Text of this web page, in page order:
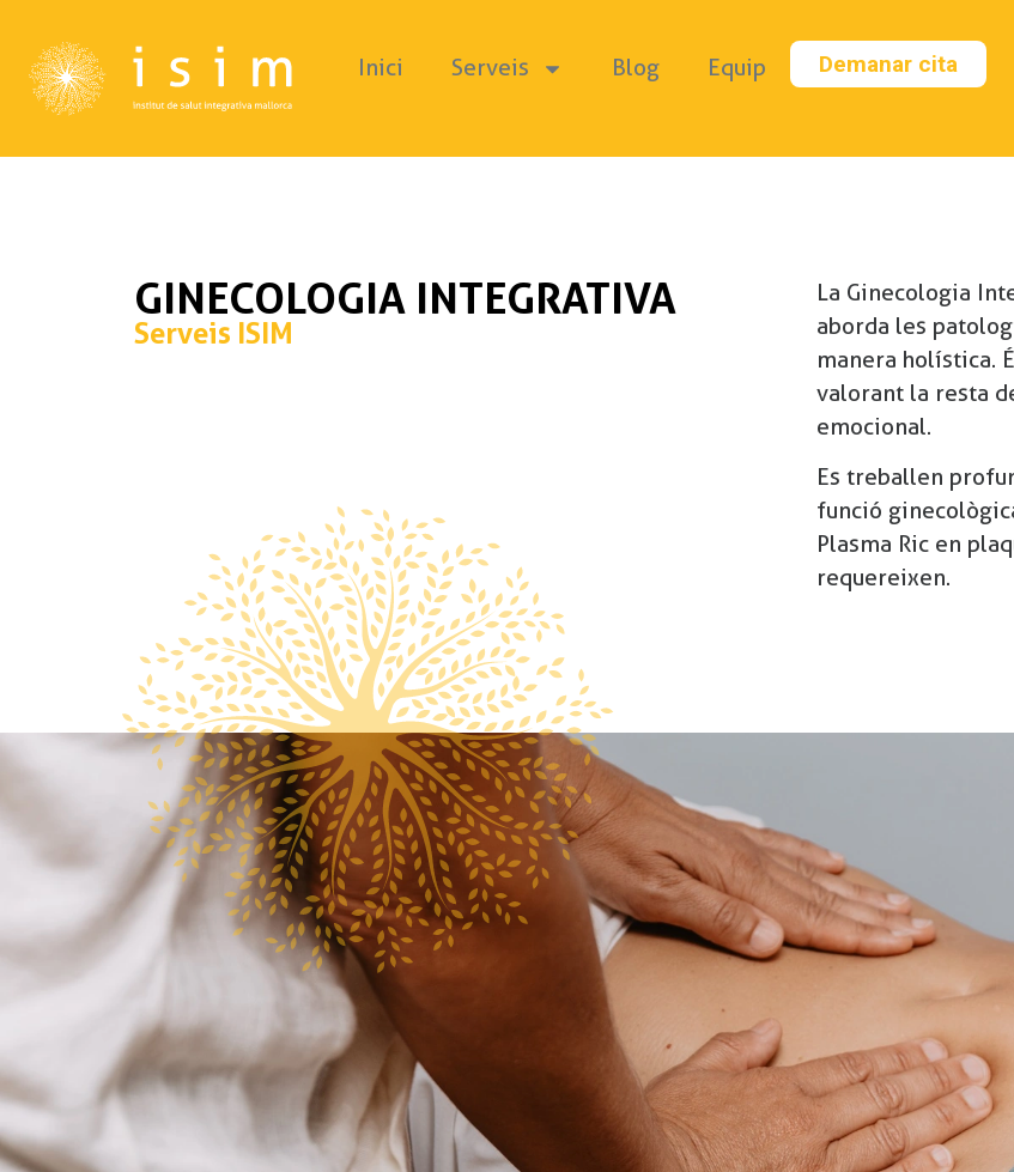
Inici Serveis Blog Equip Demanar cita
GINECOLOGIA INTEGRATIVA
Serveis ISIM
La Ginecologia
aborda les
manera holística.
valorant la resta
emocional.
Es treballen
funció
Plasma Ric en
requereixen.